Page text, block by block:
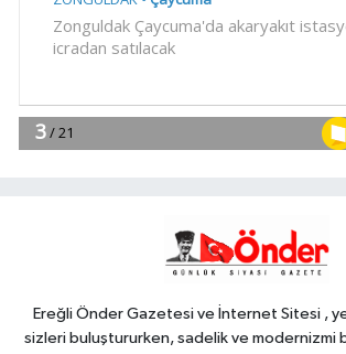
12:30DEÜ Hastanesi'nde büyük
12:15
vatandaşlarla buluştu
Ereğli Önder Gazetesi ve İnternet Sitesi ,
sizleri buluştururken, sadelik ve modernizmi